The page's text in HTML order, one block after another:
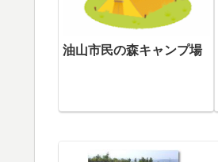
油山市民の森キャンプ場